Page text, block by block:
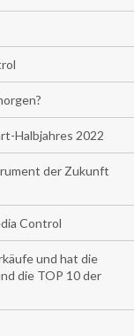
Halbjahres 2022
der Zukunft
Control
und hat die
die TOP 10 der